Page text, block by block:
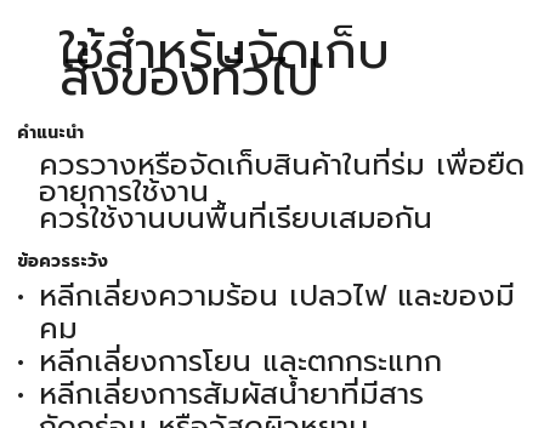
ใช้สำหรับจัดเก็บ
สิ่งของทั่วไป
คำแนะนำ
ควรวางหรือจัดเก็บสินค้าในที่ร่ม เพื่อยืด
อายุการใช้งาน
ควรใช้งานบนพื้นที่เรียบเสมอกัน
ข้อควรระวัง
หลีกเลี่ยงความร้อน เปลวไฟ และของมี
คม
หลีกเลี่ยงการโยน และตกกระแทก
หลีกเลี่ยงการสัมผัสน้ำยาที่มีสาร